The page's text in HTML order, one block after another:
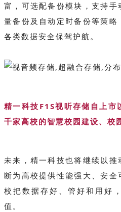
富，可选配备份模块，支持
量备份及自动定时备份等策
各类数据安全保驾护航。
精一科技F1S视听存储自上市
千家高校的智慧校园建设、校
未来，精一科技也将继续以
断为高校提供性能强大、安全
校把数据存好、管好和用好
值。